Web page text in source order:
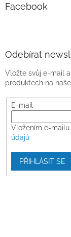
Facebook
Odebírat
Vložte svůj e-mail
produktech na
E-mail
Vložením e-mailu
údajů
PŘIHLÁSIT SE